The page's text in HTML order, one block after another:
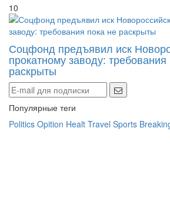
10
Соцфонд предъявил иск
прокатному заводу: требования
раскрыты
Популярные теги